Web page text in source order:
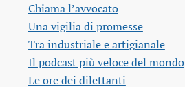
Chiama l’avvocato
Una vigilia di promesse
Tra industriale e artigianale
Il podcast più veloce del mondo
Le ore dei dilettanti